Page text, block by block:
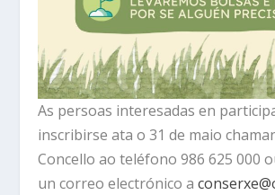
As persoas interesadas en
inscribirse ata o 31 de maio
Concello ao teléfono 986 625 000
un correo electrónico a